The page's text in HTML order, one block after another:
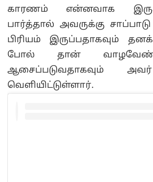
காரணம் என்னவாக
பார்த்தால் அவருக்கு சாப்பாடு
பிரியம் இருப்பதாகவும்
போல் தான்
ஆசைப்படுவதாகவும்
வெளியிட்டுள்ளார்.